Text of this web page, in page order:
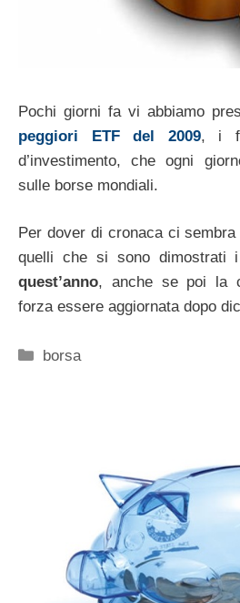
Pochi giorni fa vi abbiamo
peggiori ETF del 2009, i
d’investimento, che ogni
sulle borse mondiali.
Per dover di cronaca ci
quelli che si sono
quest’anno, anche se poi la
forza essere aggiornata dopo
Categorie
borsa